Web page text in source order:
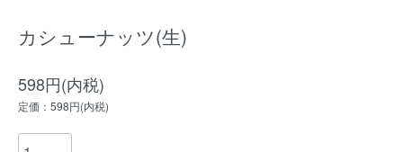
カシューナッツ(生)
598円(内税)
定価：598円(内税)